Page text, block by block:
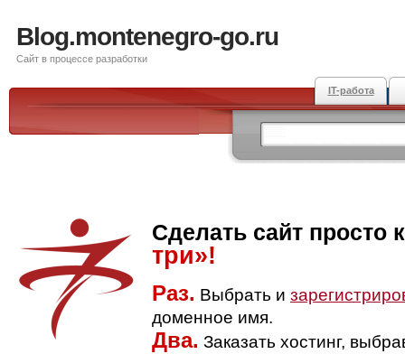
Blog.montenegro-go.ru
Сайт в процессе разработки
IT-работа
Сделать сайт просто
три»!
Раз. Выбрать и
доменное имя.
Два. Заказать хостинг,